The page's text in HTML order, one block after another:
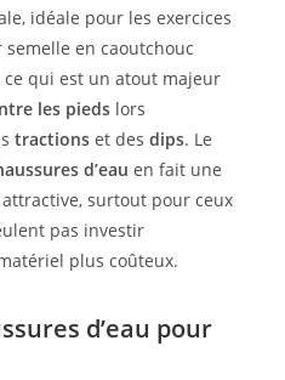
idéale pour les exercices
en caoutchouc
ce qui est un atout majeur
les pieds lors
tractions et des dips. Le
d’eau en fait une
surtout pour ceux
pas investir
plus coûteux.
d’eau pour